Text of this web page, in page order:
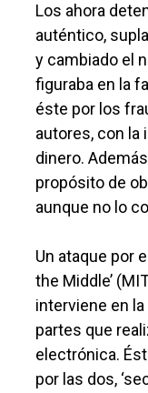
Los ahora
auténtico,
y cambiado el
figuraba en la
éste por los
autores, con la
dinero.
propósito de
aunque no lo
Un ataque por
the Middle’
interviene en
partes que
electrónica.
por las dos,